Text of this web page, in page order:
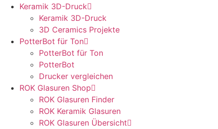
Keramik 3D-Druck
Keramik 3D-Druck
3D Ceramics Projekte
PotterBot für Ton
PotterBot für Ton
PotterBot
Drucker vergleichen
ROK Glasuren Shop
ROK Glasuren Finder
ROK Keramik Glasuren
ROK Glasuren Übersicht